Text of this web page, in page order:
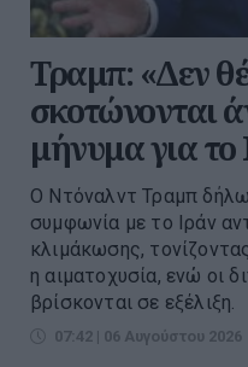
Τραμπ: «Δεν
σκοτώνονται
μήνυμα για το
Ο Ντόναλντ Τραμπ
συμφωνία με το Ιράν
κλιμάκωσης,
η αιματοχυσία, ενώ οι
βρίσκονται σε εξέλιξη.
07:42 | 06 Αυγούστου 2026